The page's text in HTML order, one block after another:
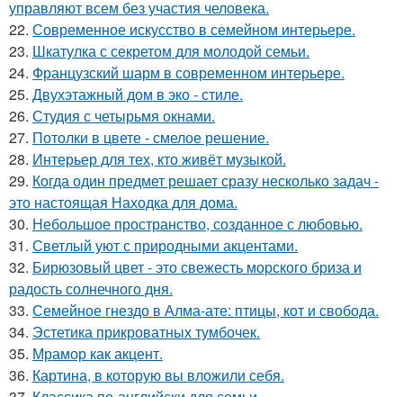
управляют всем без участия человека.
22. Современное искусство в семейном интерьере.
23. Шкатулка с секретом для молодой семьи.
24. Французский шарм в современном интерьере.
25. Двухэтажный дом в эко - стиле.
26. Студия с четырьмя окнами.
27. Потолки в цвете - смелое решение.
28. Интерьер для тех, кто живёт музыкой.
29. Когда один предмет решает сразу несколько задач -
это настоящая Находка для дома.
30. Небольшое пространство, созданное с любовью.
31. Светлый уют с природными акцентами.
32. Бирюзовый цвет - это свежесть морского бриза и
радость солнечного дня.
33. Семейное гнездо в Алма-ате: птицы, кот и свобода.
34. Эстетика прикроватных тумбочек.
35. Мрамор как акцент.
36. Картина, в которую вы вложили себя.